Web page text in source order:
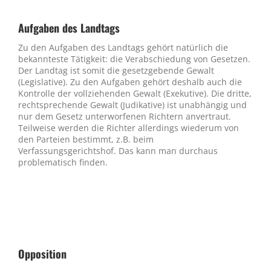
Aufgaben des Landtags
Zu den Aufgaben des Landtags gehört natürlich die
bekannteste Tätigkeit: die Verabschiedung von Gesetzen.
Der Landtag ist somit die gesetzgebende Gewalt
(Legislative). Zu den Aufgaben gehört deshalb auch die
Kontrolle der vollziehenden Gewalt (Exekutive). Die dritte,
rechtsprechende Gewalt (Judikative) ist unabhängig und
nur dem Gesetz unterworfenen Richtern anvertraut.
Teilweise werden die Richter allerdings wiederum von
den Parteien bestimmt, z.B. beim
Verfassungsgerichtshof. Das kann man durchaus
problematisch finden.
Opposition